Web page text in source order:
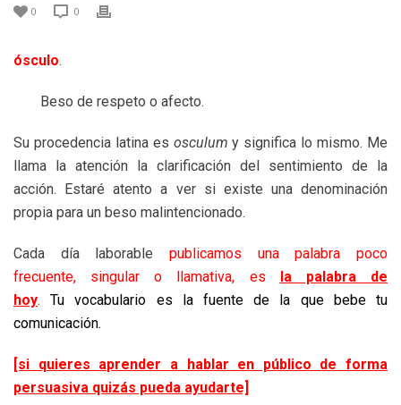
0 0
ósculo.
Beso de respeto o afecto.
Su procedencia latina es osculum y significa lo mismo. Me
llama la atención la clarificación del sentimiento de la
acción. Estaré atento a ver si existe una denominación
propia para un beso malintencionado.
Cada día laborable publicamos una palabra poco
frecuente, singular o llamativa, es la palabra de
hoy.Tu vocabulario es la fuente de la que bebe tu
comunicación.
[si quieres aprender a hablar en público de forma
persuasiva quizás pueda ayudarte]